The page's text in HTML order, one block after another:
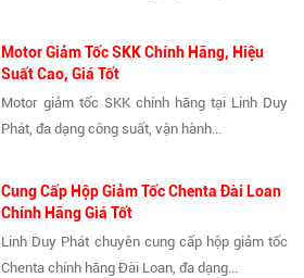
Motor Giảm Tốc SKK Chính Hãng, Hiệu
Suất Cao, Giá Tốt
Motor giảm tốc SKK chính hãng tại Linh Duy
Phát, đa dạng công suất, vận hành...
Cung Cấp Hộp Giảm Tốc Chenta Đài Loan
Chính Hãng Giá Tốt
Linh Duy Phát chuyên cung cấp hộp giảm tốc
Chenta chính hãng Đài Loan, đa dạng...